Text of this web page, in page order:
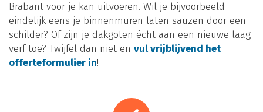
Brabant voor je kan uitvoeren. Wil je bijvoorbeeld
eindelijk eens je binnenmuren laten sauzen door een
schilder? Of zijn je dakgoten écht aan een nieuwe laag
verf toe? Twijfel dan niet en vul vrijblijvend het
offerteformulier in!